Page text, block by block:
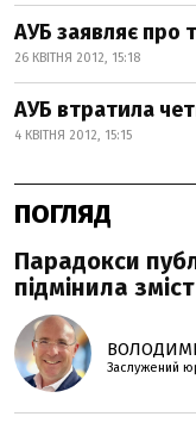
АУБ заявляє про
26 КВІТНЯ 2012, 15:18
АУБ втратила
4 КВІТНЯ 2012, 15:15
ПОГЛЯД
Парадокси
підмінила зміст
Заслужений